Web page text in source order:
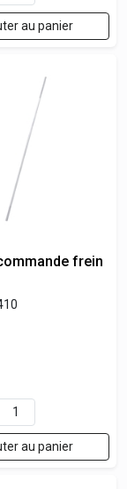
au panier
frein
au panier